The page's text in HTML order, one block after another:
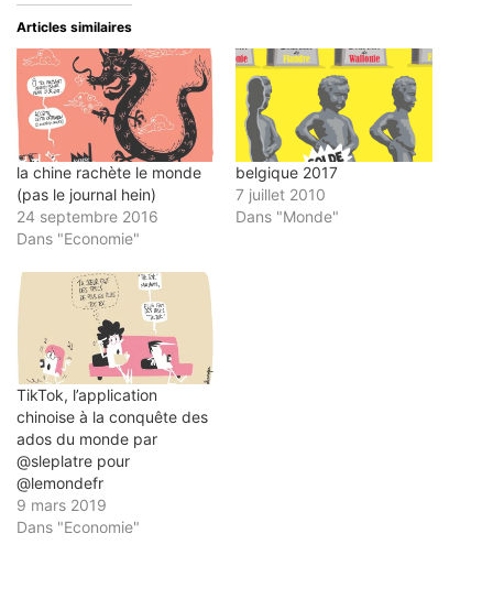
à
un
ami(ouvre
dans
une
nouvelle
fenêtre)
une
nouvelle
fenêtre)
Articles similaires
la chine rachète le monde
(pas le journal hein)
24 septembre 2016
Dans "Economie"
belgique 2017
7 juillet 2010
Dans "Monde"
TikTok, l’application
chinoise à la conquête des
ados du monde par
@sleplatre pour
@lemondefr
9 mars 2019
Dans "Economie"